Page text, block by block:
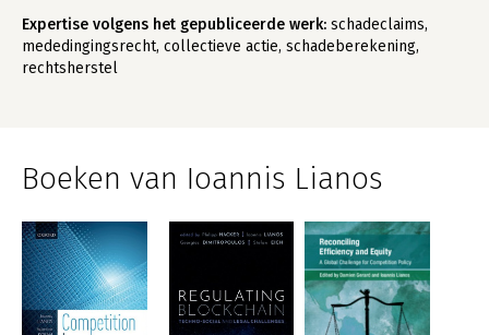
Expertise volgens het gepubliceerde werk: schadeclaims,
mededingingsrecht, collectieve actie, schadeberekening,
rechtsherstel
Boeken van Ioannis Lianos